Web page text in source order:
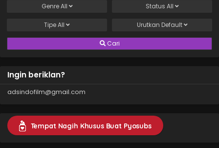
GenreAll Status All
TipeAll Urutkan Default
Cari
Ingin beriklan?
adsindofilm@gmail.com
Tempat Nagih Khusus Buat Pyosubs